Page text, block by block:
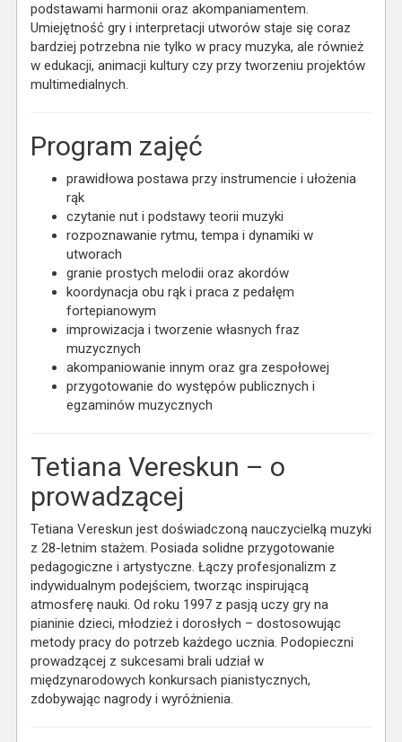
podstawami harmonii oraz akompaniamentem.
Umiejętność gry i interpretacji utworów staje się coraz
bardziej potrzebna nie tylko w pracy muzyka, ale również
w edukacji, animacji kultury czy przy tworzeniu projektów
multimedialnych.
Program zajęć
prawidłowa postawa przy instrumencie i ułożenia
rąk
czytanie nut i podstawy teorii muzyki
rozpoznawanie rytmu, tempa i dynamiki w
utworach
granie prostych melodii oraz akordów
koordynacja obu rąk i praca z pedałęm
fortepianowym
improwizacja i tworzenie własnych fraz
muzycznych
akompaniowanie innym oraz gra zespołowej
przygotowanie do występów publicznych i
egzaminów muzycznych
Tetiana Vereskun – o
prowadzącej
Tetiana Vereskun jest doświadczoną nauczycielką muzyki
z 28-letnim stażem. Posiada solidne przygotowanie
pedagogiczne i artystyczne. Łączy profesjonalizm z
indywidualnym podejściem, tworząc inspirującą
atmosferę nauki. Od roku 1997 z pasją uczy gry na
pianinie dzieci, młodzież i dorosłych – dostosowując
metody pracy do potrzeb każdego ucznia. Podopieczni
prowadzącej z sukcesami brali udział w
międzynarodowych konkursach pianistycznych,
zdobywając nagrody i wyróżnienia.